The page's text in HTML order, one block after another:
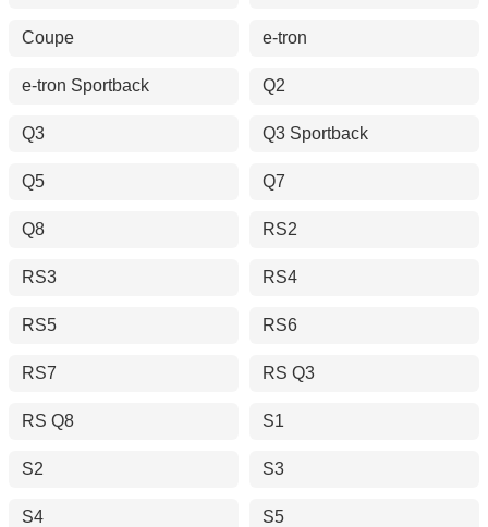
Coupe e-tron
e-tron Sportback Q2
Q3 Q3 Sportback
Q5 Q7
Q8 RS2
RS3 RS4
RS5 RS6
RS7 RS Q3
RS Q8 S1
S2 S3
S4 S5